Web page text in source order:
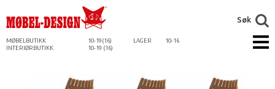
MØBELBUTIKK 10-19(16) LAGER
10-16
INTERIØRBUTIKK
10-19 (16)
Søk